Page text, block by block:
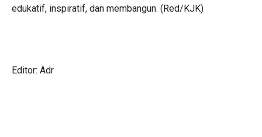
edukatif, inspiratif, dan membangun. (Red/KJK)
Editor: Adr